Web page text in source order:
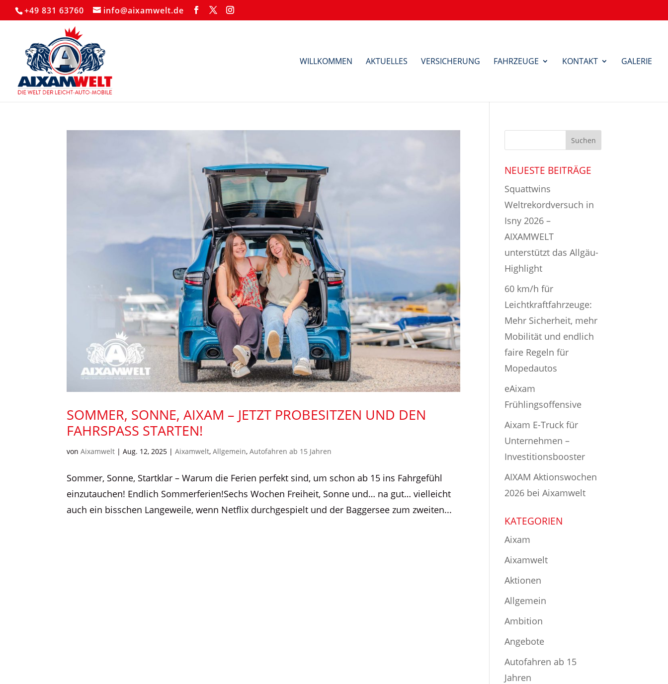
+49 831 63760 info@aixamwelt.de
WILLKOMMEN AKTUELLES VERSICHERUNG FAHRZEUGE KONTAKT GALERIE
SOMMER, SONNE, AIXAM – JETZT PROBESITZEN UND DEN
FAHRSPASS STARTEN!
vonAixamwelt |Aug. 12, 2025 |Aixamwelt,Allgemein,Autofahren ab 15 Jahren
Sommer, Sonne, Startklar – Warum die Ferien perfekt sind, um schon ab 15 ins Fahrgefühl
einzutauchen! Endlich Sommerferien!Sechs Wochen Freiheit, Sonne und… na gut… vielleicht
auch ein bisschen Langeweile, wenn Netflix durchgespielt und der Baggersee zum zweiten...
NEUESTE BEITRÄGE
Squattwins
Weltrekordversuch in
Isny 2026 –
AIXAMWELT
unterstützt das Allgäu-
Highlight
60 km/h für
Leichtkraftfahrzeuge:
Mehr Sicherheit, mehr
Mobilität und endlich
faire Regeln für
Mopedautos
eAixam
Frühlingsoffensive
Aixam E-Truck für
Unternehmen –
Investitionsbooster
AIXAM Aktionswochen
2026 bei Aixamwelt
KATEGORIEN
Aixam
Aixamwelt
Aktionen
Allgemein
Ambition
Angebote
Autofahren ab 15
Jahren